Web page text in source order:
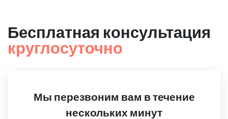
Бесплатная консультация
круглосуточно
Мы перезвоним вам в течение
нескольких минут